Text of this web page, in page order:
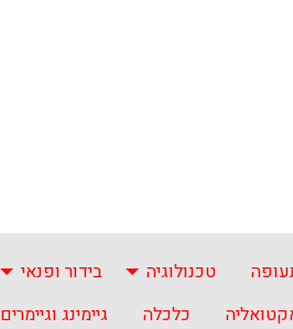
טכנולוגיה בידור ופנאי
כלכלה גיימינג וגיימרים